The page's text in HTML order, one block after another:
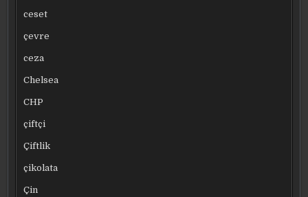
ceset
çevre
ceza
Chelsea
CHP
çiftçi
Çiftlik
çikolata
Çin